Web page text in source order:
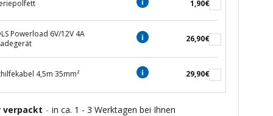
1,90€
Powerload 6V/12V 4A
26,90€
4,5m 35mm² 29,90€
verpackt - in ca. 1 - 3 Werktagen bei Ihnen